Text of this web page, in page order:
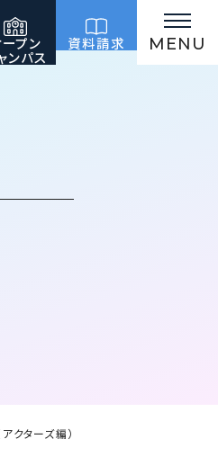
プン
ンパス
資料請求 MENU
クターズ編）